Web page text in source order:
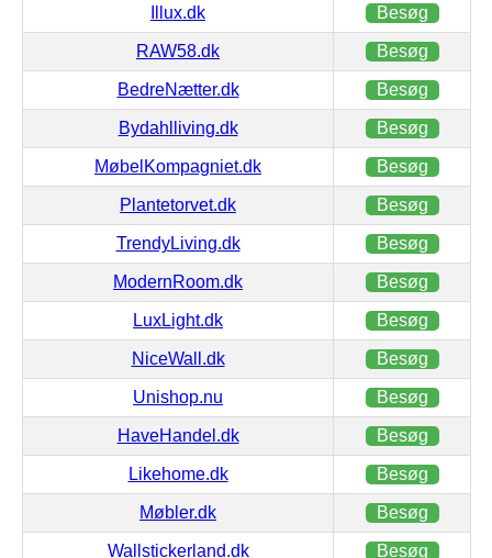
Illux.dk Besøg
RAW58.dk Besøg
BedreNætter.dk Besøg
Bydahlliving.dk Besøg
MøbelKompagniet.dk Besøg
Plantetorvet.dk Besøg
TrendyLiving.dk Besøg
ModernRoom.dk Besøg
LuxLight.dk Besøg
NiceWall.dk Besøg
Unishop.nu Besøg
HaveHandel.dk Besøg
Likehome.dk Besøg
Møbler.dk Besøg
Wallstickerland.dk Besøg